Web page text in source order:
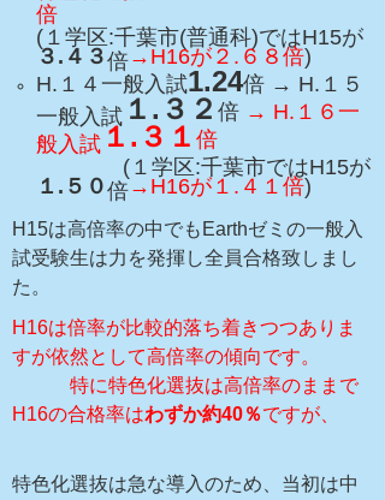
倍
(１学区:千葉市(普通科)ではH15が
３.４３ 倍 →H16が２.６８倍)
H.１４一般入試1.24倍 → H.１５
一般入試 １.３２ 倍 → H.１６一
般入試１.３１ 倍
(１学区:千葉市ではH15が
１.５０ 倍→H16が１.４１倍)
H15は高倍率の中でもEarthゼミの一般入
試受験生は力を発揮し全員合格致しまし
た。
H16は倍率が比較的落ち着きつつありま
すが依然として高倍率の傾向です。
特に特色化選抜は高倍率のままで
H16の合格率はわずか約40％ですが、
特色化選抜は急な導入のため、当初は中